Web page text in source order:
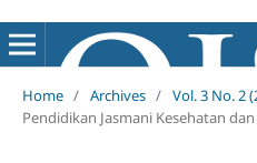
Home / Archives / Vol. 3 No. 2
Pendidikan Jasmani Kesehatan